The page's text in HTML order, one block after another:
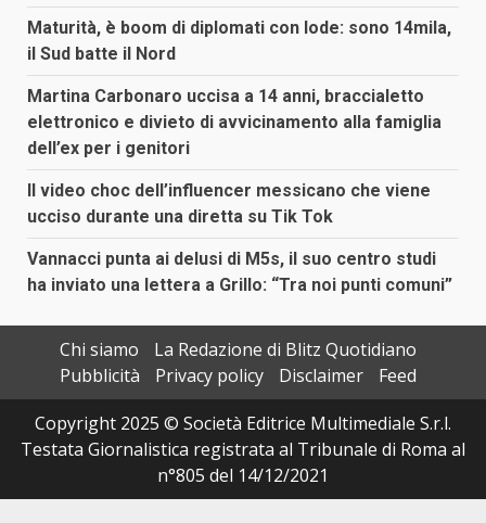
Maturità, è boom di diplomati con lode: sono 14mila,
il Sud batte il Nord
Martina Carbonaro uccisa a 14 anni, braccialetto
elettronico e divieto di avvicinamento alla famiglia
dell’ex per i genitori
Il video choc dell’influencer messicano che viene
ucciso durante una diretta su Tik Tok
Vannacci punta ai delusi di M5s, il suo centro studi
ha inviato una lettera a Grillo: “Tra noi punti comuni”
Chi siamo
La Redazione di Blitz Quotidiano
Pubblicità
Privacy policy Disclaimer
Feed
Copyright 2025 © Società Editrice Multimediale S.r.l.
Testata Giornalistica registrata al Tribunale di Roma al
n°805 del 14/12/2021